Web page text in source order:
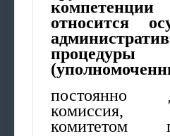
относится
процедуры
постоянно
комиссия,
комитетом